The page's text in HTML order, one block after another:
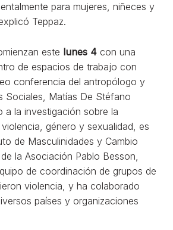
para mujeres, niñeces y
Teppaz.
este lunes 4 con una
de espacios de trabajo con
conferencia del antropólogo y
Sociales, Matías De Stéfano
a la investigación sobre la
género y sexualidad, es
de Masculinidades y Cambio
la Asociación Pablo Besson,
de coordinación de grupos de
violencia, y ha colaborado
países y organizaciones